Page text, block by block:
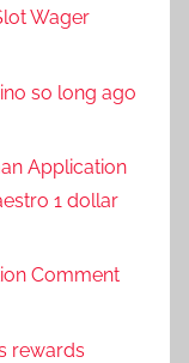
Wager
so long ago
Application
1 dollar
Comment
rewards